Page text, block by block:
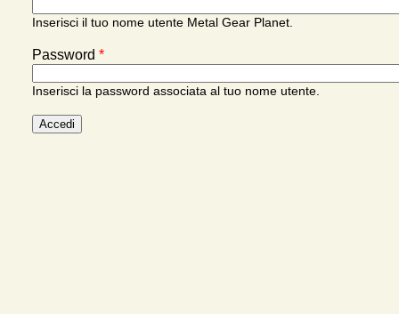
Inserisci il tuo nome utente Metal Gear Planet.
Password *
Inserisci la password associata al tuo nome utente.